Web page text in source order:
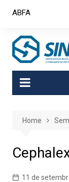
ABFA
Home
11 de